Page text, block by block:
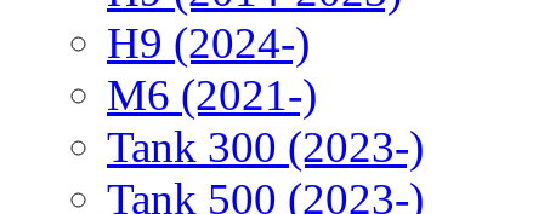
H9 (2024-)
M6 (2021-)
Tank 300 (2023-)
Tank 500 (2023-)